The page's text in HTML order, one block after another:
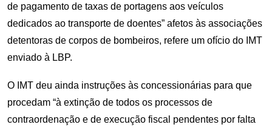
de pagamento de taxas de portagens aos veículos
dedicados ao transporte de doentes” afetos às associações
detentoras de corpos de bombeiros, refere um ofício do IMT
enviado à LBP.
O IMT deu ainda instruções às concessionárias para que
procedam “à extinção de todos os processos de
contraordenação e de execução fiscal pendentes por falta